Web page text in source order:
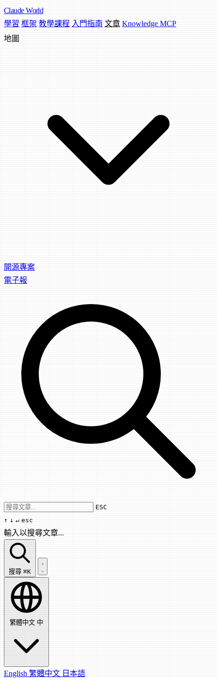
Claude World
學習 框架 教學課程 入門指南 文章 Knowledge MCP
地圖
開源專案
電子報
Use arrow keys to navigate results,
ESC
↑ ↓ ↵ esc
輸入以搜尋文章...
搜尋文章...
搜尋 ⌘K
繁體中文 中
English 繁體中文 日本語